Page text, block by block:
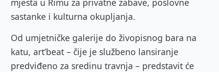
sastanke i kulturna okupljanja.
Od umjetničke galerije do živopisnog bara na
katu, art’beat – čije je službeno lansiranje
predviđeno za sredinu travnja – predstavit će